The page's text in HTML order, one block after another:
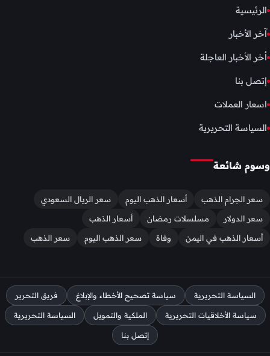
الرئيسية
آخر الأخبار
أخر الأخبار العاجلة
إتصل بنا
اسعار العملات
السياسة التحريرية
وسوم شائعة
سعر الجرام الذهب أسعار الذهب اليوم
سعر الريال السعودي
سعر الدولار
مسلسلات رمضان
أسعار الذهب
أسعار الذهب في اليمن
وفاة سعر الذهب اليوم سعر الذهب
السياسة التحريرية سياسة تصحيح الأخطاء والإبلاغ فريق التحرير
سياسة الأخلاقيات التحريرية الملكية والتمويل السياسة التحريرية
إتصل بنا